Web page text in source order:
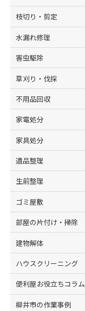
枝切り・剪定
水漏れ修理
害虫駆除
草刈り・伐採
不用品回収
家電処分
家具処分
遺品整理
生前整理
ゴミ屋敷
部屋の片付け・掃除
建物解体
ハウスクリーニング
便利屋お役立ちコラム
柳井市の作業事例